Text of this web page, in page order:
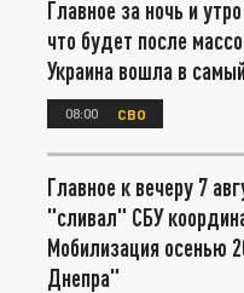
Главное за ночь и
что будет после
Украина вошла в
08:00 СВО
Главное к вечеру 7
"сливал" СБУ
Мобилизация осенью
Днепра"